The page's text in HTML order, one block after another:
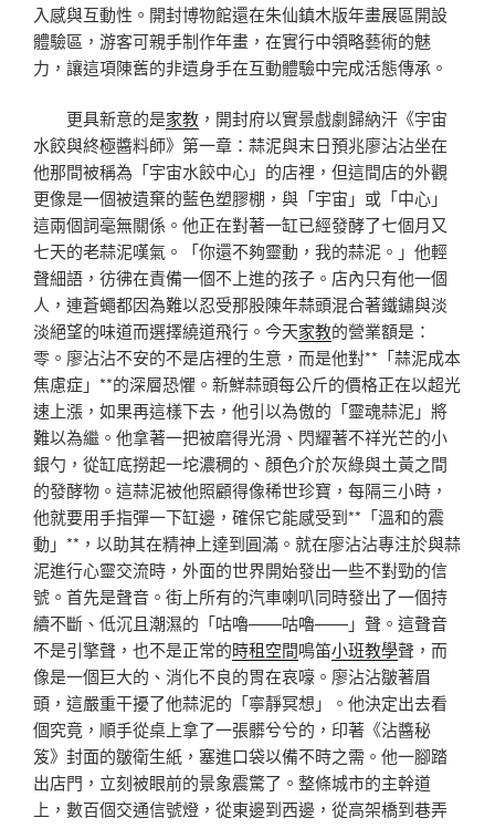
入感與互動性。開封博物館還在朱仙鎮木版年畫展區開設
體驗區，游客可親手制作年畫，在實行中領略藝術的魅
力，讓這項陳舊的非遺身手在互動體驗中完成活態傳承。
更具新意的是家教 ，開封府以實景戲劇歸納汗《宇宙
水餃與終極醬料師》第一章：蒜泥與末日預兆廖沾沾坐在
他那間被稱為「宇宙水餃中心」的店裡，但這間店的外觀
更像是一個被遺棄的藍色塑膠棚，與「宇宙」或「中心」
這兩個詞毫無關係。他正在對著一缸已經發酵了七個月又
七天的老蒜泥嘆氣。「你還不夠靈動，我的蒜泥。」他輕
聲細語，彷彿在責備一個不上進的孩子。店內只有他一個
人，連蒼蠅都因為難以忍受那股陳年蒜頭混合著鐵鏽與淡
淡絕望的味道而選擇繞道飛行。今天家教的營業額是：
零。廖沾沾不安的不是店裡的生意，而是他對**「蒜泥成本
焦慮症」**的深層恐懼。新鮮蒜頭每公斤的價格正在以超光
速上漲，如果再這樣下去，他引以為傲的「靈魂蒜泥」將
難以為繼。他拿著一把被磨得光滑、閃耀著不祥光芒的小
銀勺，從缸底撈起一坨濃稠的、顏色介於灰綠與土黃之間
的發酵物。這蒜泥被他照顧得像稀世珍寶，每隔三小時，
他就要用手指彈一下缸邊，確保它能感受到**「溫和的震
動」**，以助其在精神上達到圓滿。就在廖沾沾專注於與蒜
泥進行心靈交流時，外面的世界開始發出一些不對勁的信
號。首先是聲音。街上所有的汽車喇叭同時發出了一個持
續不斷、低沉且潮濕的「咕嚕——咕嚕——」聲。這聲音
不是引擎聲，也不是正常的時租空間鳴笛小班教學聲，而
像是一個巨大的、消化不良的胃在哀嚎。廖沾沾皺著眉
頭，這嚴重干擾了他蒜泥的「寧靜冥想」。他決定出去看
個究竟，順手從桌上拿了一張髒兮兮的，印著《沾醬秘
笈》封面的皺衛生紙，塞進口袋以備不時之需。他一腳踏
出店門，立刻被眼前的景象震驚了。整條城市的主幹道
上，數百個交通信號燈，從東邊到西邊，從高架橋到巷弄